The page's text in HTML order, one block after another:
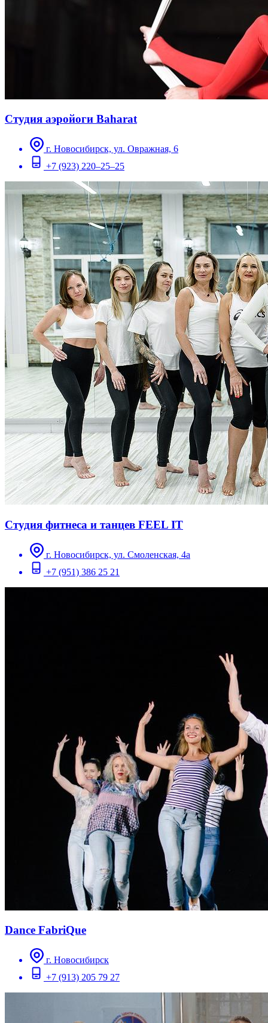
Студия аэройоги Baharat
г. Новосибирск, ул. Овражная, 6
+7 (923) 220–25–25
Студия фитнеса и танцев FEEL IT
г. Новосибирск, ул. Смоленская, 4а
+7 (951) 386 25 21
Dance FabriQue
г. Новосибирск
+7 (913) 205 79 27